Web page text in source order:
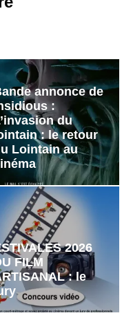
annonce de
:
du
: le retour
Lointain au
2026
FILM
: le